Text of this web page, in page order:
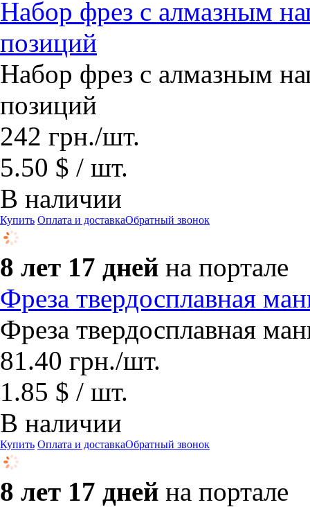
Набор фрез с алмазным
позиций
Набор фрез с алмазным
позиций
242 грн./шт.
5.50 $ / шт.
В наличии
Купить Оплата и доставкаОбратный звонок
8 лет 17 дней на портале
Фреза твердосплавная
Фреза твердосплавная
81.40 грн./шт.
1.85 $ / шт.
В наличии
Купить Оплата и доставкаОбратный звонок
8 лет 17 дней на портале